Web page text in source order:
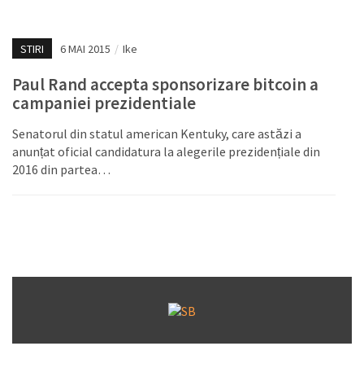
STIRI 6 MAI 2015 / Ike
Paul Rand accepta sponsorizare bitcoin a
campaniei prezidentiale
Senatorul din statul american Kentuky, care astăzi a
anunțat oficial candidatura la alegerile prezidențiale din
2016 din partea…